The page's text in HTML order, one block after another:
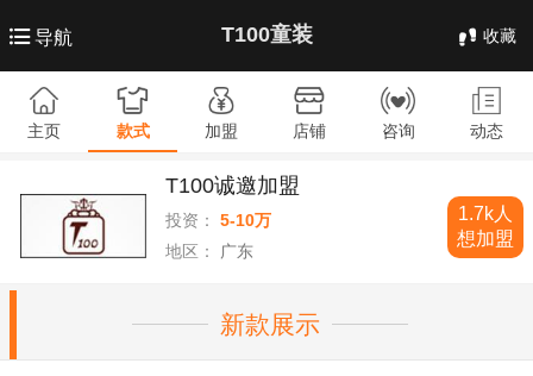
导航 T100童装 收藏
主页 款式 加盟 店铺 咨询 动态
T100诚邀加盟
投资：
5-10万
地区：
广东
1.7k人
想加盟
新款展示